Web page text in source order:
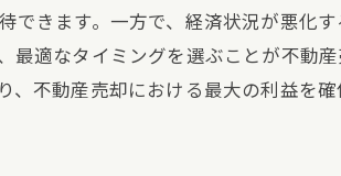
ケーション術
を確認する
きます。一方で、経済状況が悪化
適なタイミングを選ぶことが不動
不動産売却における最大の利益を確